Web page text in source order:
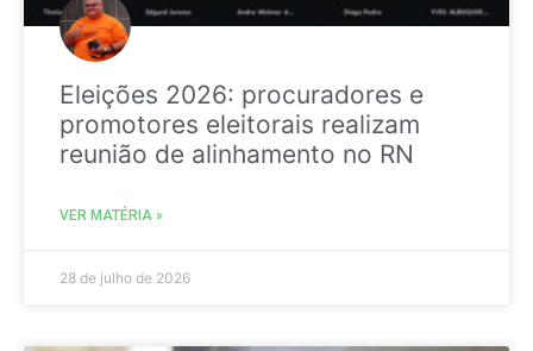
Eleições 2026: procuradores e
promotores eleitorais realizam
reunião de alinhamento no RN
VER MATÉRIA »
28 de julho de 2026